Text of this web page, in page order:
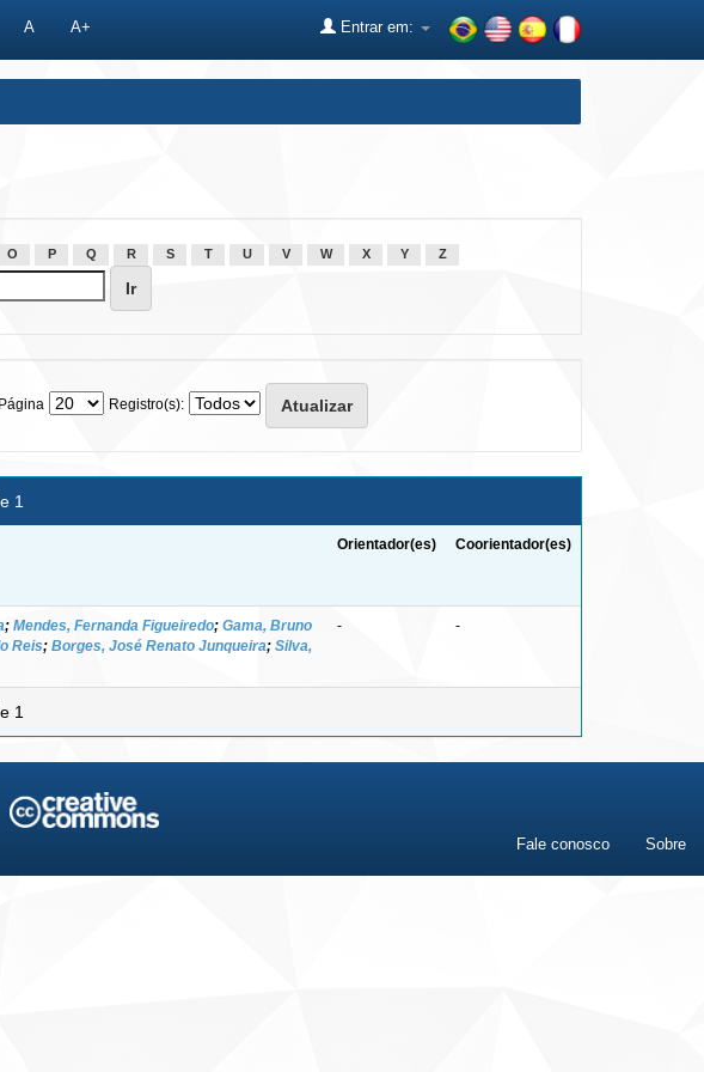
A A+ Entrar em:
O P Q R S T U V W X Y Z
Registro(s):
1
Orientador(es) Coorientador(es)
; Mendes, Fernanda Figueiredo; Gama, Bruno
Reis; Borges, José Renato Junqueira; Silva,
- -
1
Fale conosco Sobre